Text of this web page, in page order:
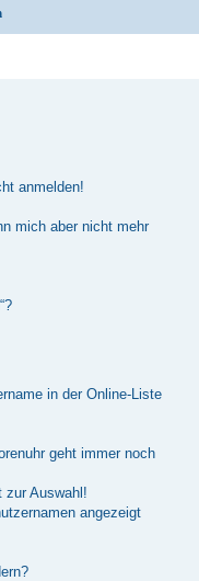
anmelden!
mich aber nicht mehr
in der Online-Liste
geht immer noch
zur Auswahl!
angezeigt